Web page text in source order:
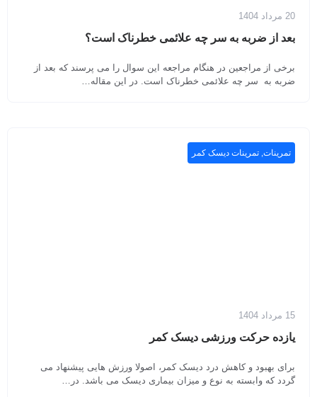
20 مرداد 1404
بعد از ضربه به سر چه علائمی خطرناک است؟
برخی از مراجعین در هنگام مراجعه این سوال را می پرسند که بعد از
ضربه به سر چه علائمی خطرناک است. در این مقاله…
تمرینات, تمرینات دیسک کمر
15 مرداد 1404
یازده حرکت ورزشی دیسک کمر
برای بهبود و کاهش درد دیسک کمر، اصولا ورزش هایی پیشنهاد می
گردد که وابسته به نوع و میزان بیماری دیسک می باشد. در…